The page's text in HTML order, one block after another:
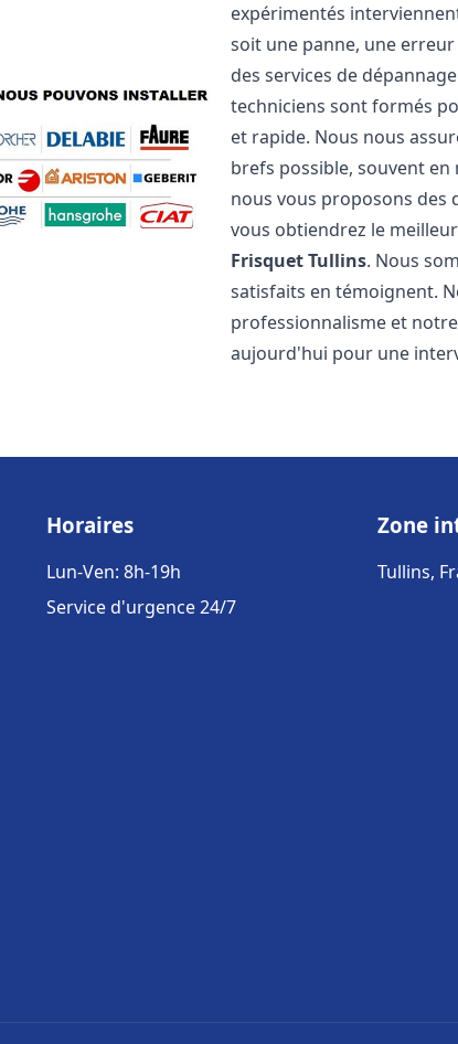
expérimentés
soit une panne, une
des services de
techniciens sont formés
et rapide. Nous nous
brefs possible, souvent
nous vous proposons des
vous obtiendrez le
FrisquetTullins. Nous
satisfaits en témoignent.
professionnalisme et
aujourd'hui pour une
Horaires
Lun-Ven: 8h-19h
Service d'urgence 24/7
Zone
Tullins,